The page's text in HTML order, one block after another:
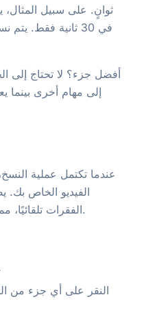
في 30 ثانية فقط.
أفضل جزء؟ لا تحتاج إلى
إلى مهام أخرى بينما
عندما تكتمل عملية
الفيديو الخاص
الفقرات تلقائيًا، مما يجعل النص أسهل في القراءة.
تشغيل
النقر على أي جزء من